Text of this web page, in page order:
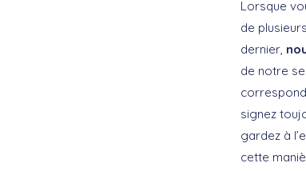
Lorsque
de
dernier,
de notre
signez
gardez à
cette